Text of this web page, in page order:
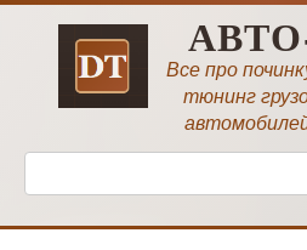
Перейти
Все про
тюнинг
Поиск: